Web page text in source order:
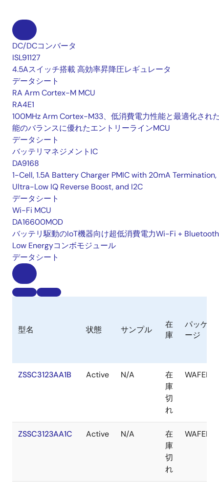
DC/DCコンバータ
ISL91127
4.5Aスイッチ搭載 高効率昇降圧レギュレータ
データシート
RA Arm Cortex-M MCU
RA4E1
100MHz Arm Cortex-M33、低消費電力性能と最適化され
能のバランスに優れたエントリーラインMCU
データシート
バッテリマネジメントIC
DA9168
1-Cell, 1.5A Battery Charger PMIC with 20mA Termination,
Ultra-Low IQ Reverse Boost, and I2C
データシート
Wi-Fi MCU
DA16600MOD
バッテリ駆動のIoT機器向け超低消費電力Wi-Fi + Bluetooth
Low Energyコンボモジュール
データシート
型名 状態 サンプル
在
庫
パッケ
ージ
ZSSC3123AA1B Active N/A
在
庫
切
れ
WAFER
ZSSC3123AA1C Active N/A
在
庫
切
れ
WAFER